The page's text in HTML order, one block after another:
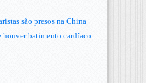
são presos na China
houver batimento cardíaco